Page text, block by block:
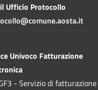
Ufficio Protocollo
Univoco Fatturazione
- Servizio di fatturazione